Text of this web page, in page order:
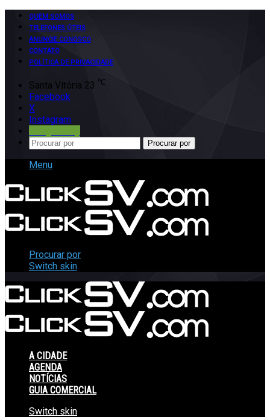
QUEM SOMOS
TELEFONES ÚTEIS
ANUNCIE CONOSCO
CONTATO
POLÍTICA DE PRIVACIDADE
Santa Vitória 23 ℃
Facebook
X
Instagram
Procurar por
Menu
Procurar por
Switch skin
A CIDADE
AGENDA
NOTÍCIAS
GUIA COMERCIAL
Switch skin